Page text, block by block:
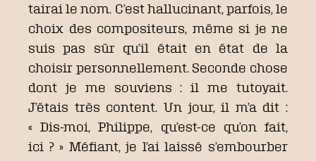
tairai le nom. C’est hallucinant, parfois, le
choix des compositeurs, même si je ne
suis pas sûr qu’il était en état de la
choisir personnellement. Seconde chose
dont je me souviens : il me tutoyait.
J’étais très content. Un jour, il m’a dit :
« Dis-moi, Philippe, qu’est-ce qu’on fait,
ici ? » Méfiant, je l’ai laissé s’embourber